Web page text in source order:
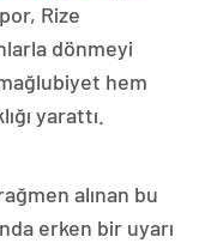
Rize
dönmeyi
hem
yarattı.
alınan bu
erken bir uyarı